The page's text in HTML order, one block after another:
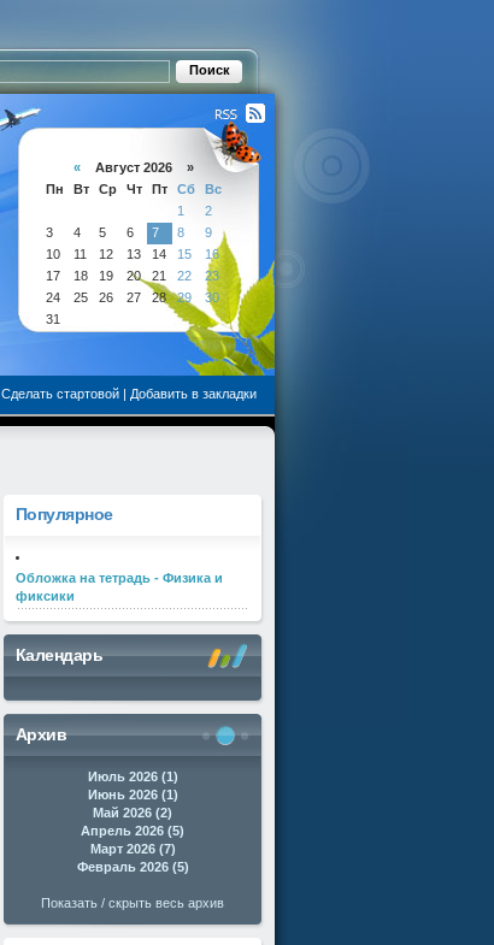
« Август 2026 »
Пн
Вт Ср Чт Пт Сб
Вс
1
2
3
4 5 6 7 8
9
10
11 12 13 14 15
16
17
18 19 20 21 22
23
24
25 26 27 28 29
30
31
Сделать стартовой | Добавить в закладки
Популярное
Обложка на тетрадь - Физика и
фиксики
Календарь
Архив
Июль 2026 (1)
Июнь 2026 (1)
Май 2026 (2)
Апрель 2026 (5)
Март 2026 (7)
Февраль 2026 (5)
Показать / скрыть весь архив